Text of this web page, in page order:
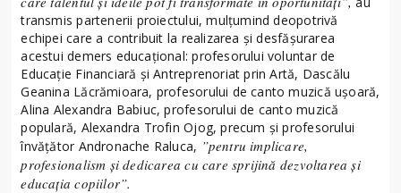
transmis partenerii proiectului, mulțumind deopotrivă
echipei care a contribuit la realizarea și desfășurarea
acestui demers educațional: profesorului voluntar de
Educație Financiară și Antreprenoriat prin Artă, Dascălu
Geanina Lăcrămioara, profesorului de canto muzică ușoară,
Alina Alexandra Babiuc, profesorului de canto muzică
populară, Alexandra Trofin Ojog, precum și profesorului
învățător Andronache Raluca, ”pentru implicare,
profesionalism și dedicarea cu care sprijină dezvoltarea și
educația copiilor”.